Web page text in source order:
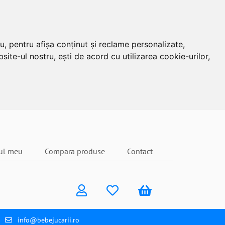
pentru afișa conținut și reclame personalizate,
ul nostru, ești de acord cu utilizarea cookie-urilor,
meu Compara produse Contact
info@bebejucarii.ro